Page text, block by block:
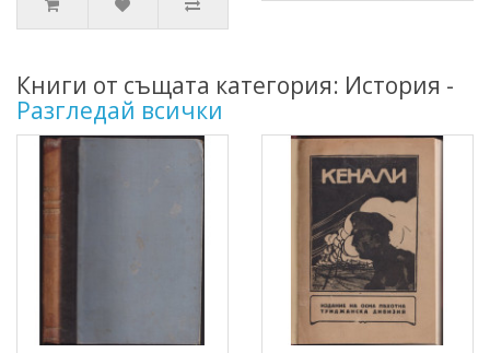
Книги от същата категория: История -
Разгледай всички